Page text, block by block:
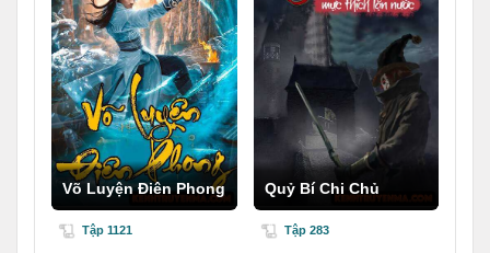
Võ Luyện Điên Phong
Tập 1121
Quỷ Bí Chi Chủ
Tập 283